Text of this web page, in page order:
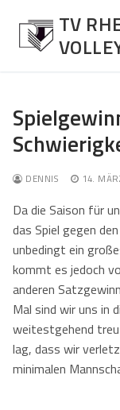
Inhalt
springen
TV
News
Allgemein
Spielberichte
Herren
Über die
Damen
Über die
Mixed
Über die
Jugend
Über die
Senioren Mixed
Über die
Fotos
DENNIS 14.
Da die Saison für
das Spiel gegen
unbedingt ein
kommt es jedoch
anderen
Mal sind wir uns in
weitestgehend
lag, dass wir
minimalen